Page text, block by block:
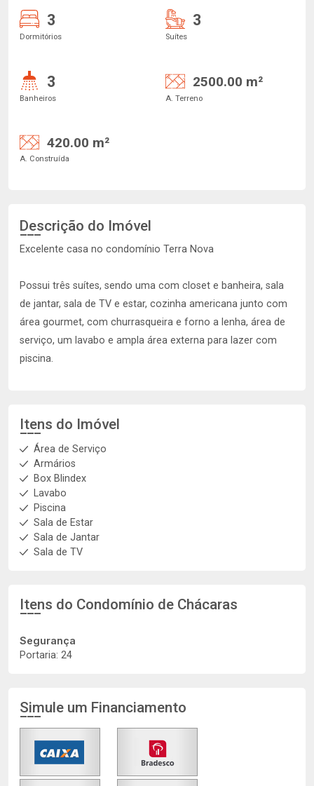
3
Dormitórios
3
Suítes
3
Banheiros
2500.00 m²
A. Terreno
420.00 m²
A. Construída
Descrição do Imóvel
Excelente casa no condomínio Terra Nova
Possui três suítes, sendo uma com closet e banheira, sala
de jantar, sala de TV e estar, cozinha americana junto com
área gourmet, com churrasqueira e forno a lenha, área de
serviço, um lavabo e ampla área externa para lazer com
piscina.
Itens do Imóvel
Área de Serviço
Armários
Box Blindex
Lavabo
Piscina
Sala de Estar
Sala de Jantar
Sala de TV
Itens do Condomínio de Chácaras
Segurança
Portaria: 24
Simule um Financiamento